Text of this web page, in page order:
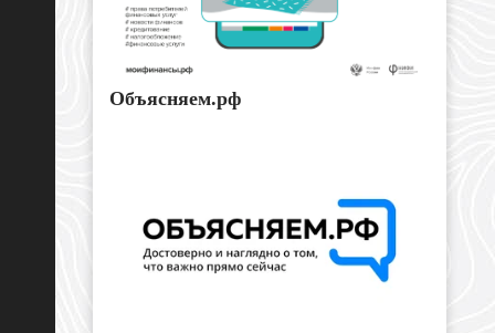
Объясняем.рф